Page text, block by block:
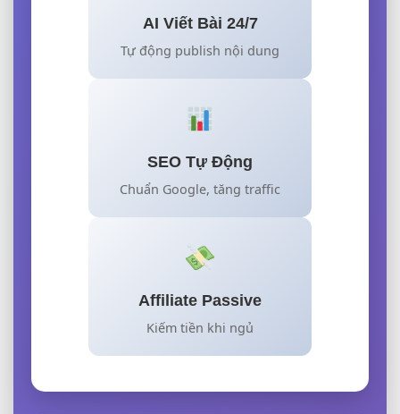
AI Viết Bài 24/7
Tự động publish nội dung
SEO Tự Động
Chuẩn Google, tăng traffic
Affiliate Passive
Kiếm tiền khi ngủ